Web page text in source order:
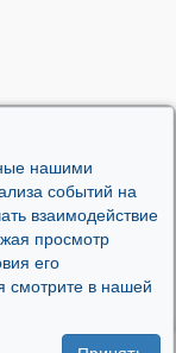
нашими
событий на
взаимодействие
просмотр
его
смотрите в нашей